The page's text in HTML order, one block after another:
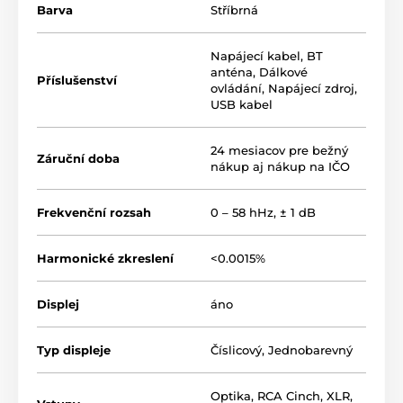
neviditeľný, ale jeho pôsobením je zostávajúci šum z
Conductor Voyager |
DAC/AMP s čipom
ES9039PRO
Barva Stříbrná
Příslušenství
Napájecí kabel, BT
anténa, Dálkové
ovládání, Napájecí zdroj,
USB kabel
Záruční doba
24 mesiacov pre bežný
nákup aj nákup na IČO
Frekvenční rozsah 0 – 58 hHz, ± 1 dB
Harmonické zkreslení <0.0015%
Displej áno
Typ displeje Číslicový, Jednobarevný
Optika, RCA Cinch, XLR,